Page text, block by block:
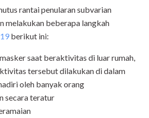
rantai penularan subvarian
melakukan beberapa langkah
berikut ini:
saat beraktivitas di luar rumah,
tersebut dilakukan di dalam
oleh banyak orang
secara teratur